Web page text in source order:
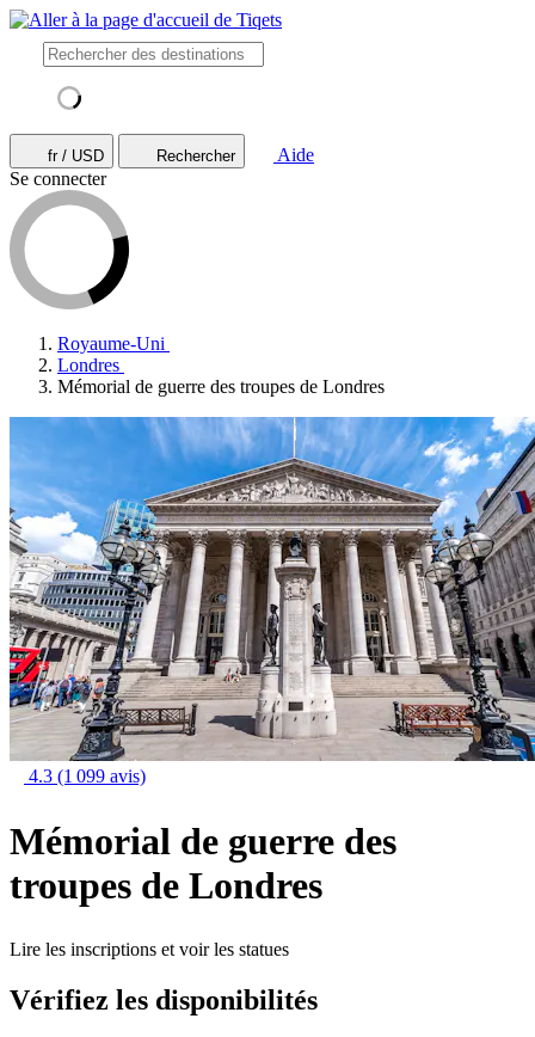
fr / USD Rechercher
Aide
Se connecter
Royaume-Uni
Londres
Mémorial de guerre des troupes de Londres
4.3 (1 099 avis)
Mémorial de guerre des
troupes de Londres
Lire les inscriptions et voir les statues
Vérifiez les disponibilités